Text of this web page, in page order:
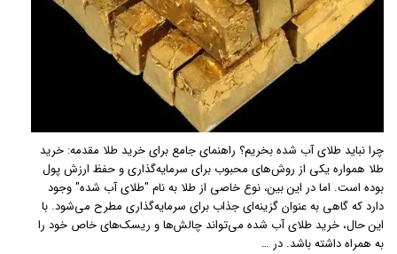
چرا نباید طلای آب شده بخریم؟ راهنمای جامع برای خرید طلا مقدمه: خرید
طلا همواره یکی از روش‌های محبوب برای سرمایه‌گذاری و حفظ ارزش پول
بوده است. اما در این بین، نوع خاصی از طلا به نام "طلای آب شده" وجود
دارد که گاهی به عنوان گزینه‌ای جذاب برای سرمایه‌گذاری مطرح می‌شود. با
این حال، خرید طلای آب شده می‌تواند چالش‌ها و ریسک‌های خاص خود را
به همراه داشته باشد. در …